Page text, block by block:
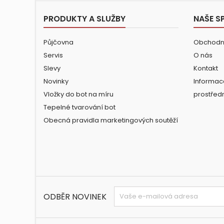
PRODUKTY A SLUŽBY
Půjčovna
Servis
Slevy
Novinky
Vložky do bot na míru
Tepelné tvarování bot
Obecná pravidla marketingových soutěží
NAŠE
O nás
Kontakt
ODBĚR NOVINEK